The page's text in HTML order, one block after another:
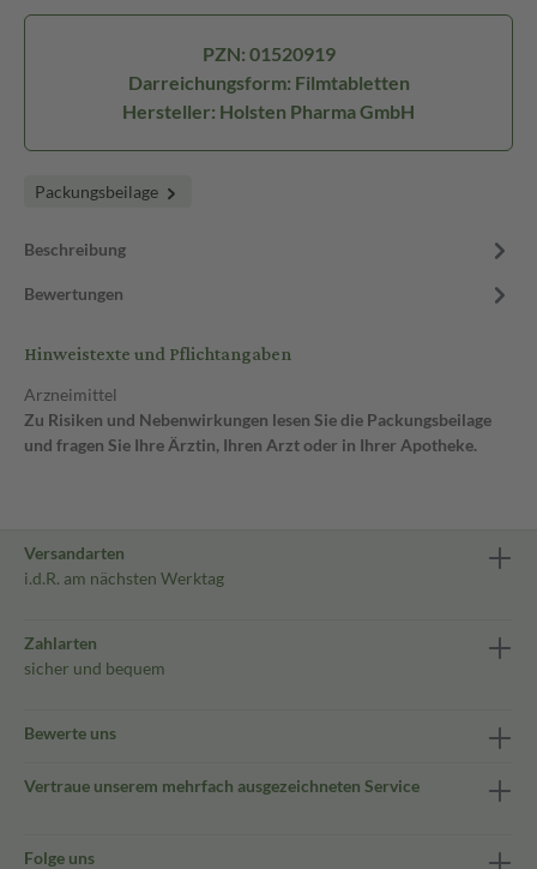
PZN: 01520919
Darreichungsform: Filmtabletten
Hersteller: Holsten Pharma GmbH
Packungsbeilage
Beschreibung
Bewertungen
Hinweistexte und Pflichtangaben
Arzneimittel
Zu Risiken und Nebenwirkungen lesen Sie die Packungsbeilage
und fragen Sie Ihre Ärztin, Ihren Arzt oder in Ihrer Apotheke.
Versandarten
i.d.R. am nächsten Werktag
Zahlarten
sicher und bequem
Bewerte uns
Vertraue unserem mehrfach ausgezeichneten Service
Folge uns